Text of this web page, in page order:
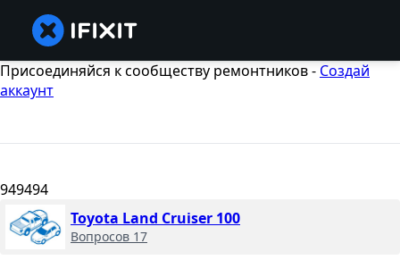
Присоединяйся к сообществу ремонтников - Создай
аккаунт
949494
Toyota Land Cruiser 100
Вопросов 17